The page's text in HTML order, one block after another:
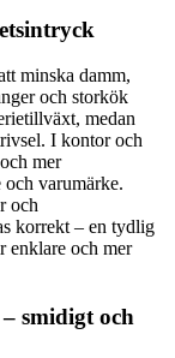
minska damm,
och storkök
medan
I kontor och
mer
varumärke.
och
korrekt – en tydlig
enklare och mer
smidigt och